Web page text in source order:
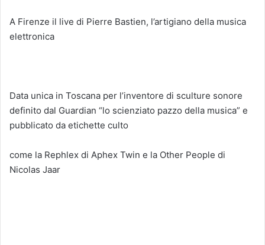
A Firenze il live di Pierre Bastien, l’artigiano della musica
elettronica
Data unica in Toscana per l’inventore di sculture sonore
definito dal Guardian “lo scienziato pazzo della musica” e
pubblicato da etichette culto
come la Rephlex di Aphex Twin e la Other People di
Nicolas Jaar